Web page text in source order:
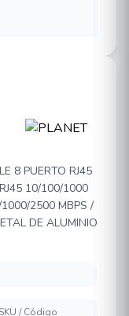
8 PUERTO RJ45
10/100/1000
1000/2500 MBPS /
DE ALUMINIO
SKU / Código